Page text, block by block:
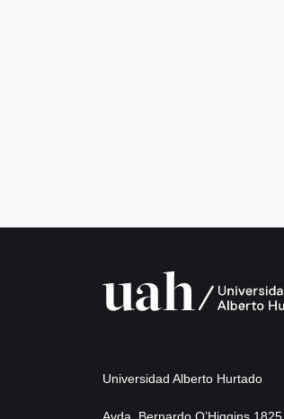
Universidad Alberto Hurtado